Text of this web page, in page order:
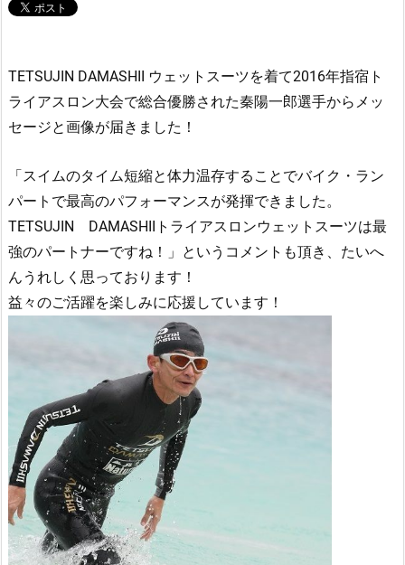
TETSUJIN DAMASHII ウェットスーツを着て2016年指宿ト
ライアスロン大会で総合優勝された秦陽一郎選手からメッ
セージと画像が届きました！
「スイムのタイム短縮と体力温存することでバイク・ラン
パートで最高のパフォーマンスが発揮できました。
TETSUJIN DAMASHIIトライアスロンウェットスーツは最
強のパートナーですね！」というコメントも頂き、たいへ
んうれしく思っております！
益々のご活躍を楽しみに応援しています！